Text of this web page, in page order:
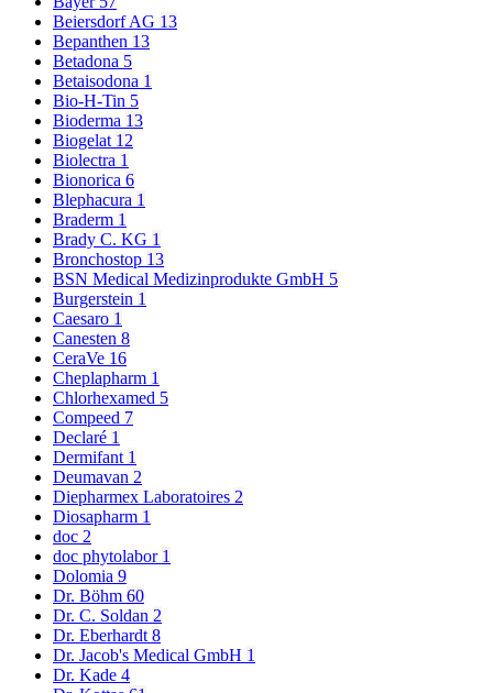
Beiersdorf AG 13
Bepanthen 13
Betadona 5
Betaisodona 1
Bio-H-Tin 5
Bioderma 13
Biogelat 12
Biolectra 1
Bionorica 6
Blephacura 1
Braderm 1
Brady C. KG 1
Bronchostop 13
BSN Medical Medizinprodukte GmbH 5
Burgerstein 1
Caesaro 1
Canesten 8
CeraVe 16
Cheplapharm 1
Chlorhexamed 5
Compeed 7
Declaré 1
Dermifant 1
Deumavan 2
Diepharmex Laboratoires 2
Diosapharm 1
doc 2
doc phytolabor 1
Dolomia 9
Dr. Böhm 60
Dr. C. Soldan 2
Dr. Eberhardt8
Dr. Jacob's Medical GmbH 1
Dr. Kade 4